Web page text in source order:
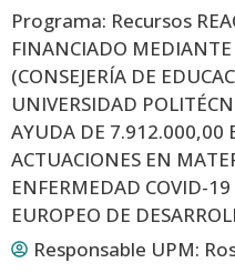
Programa: Recursos
FINANCIADO
(CONSEJERÍA DE
UNIVERSIDAD
AYUDA DE 7.912.000,00
ACTUACIONES EN
ENFERMEDAD COVID-
EUROPEO DE
Responsable UPM: